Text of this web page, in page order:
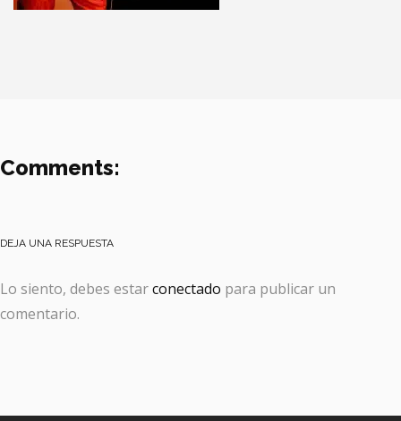
Comments:
DEJA UNA RESPUESTA
Lo siento, debes estarconectado para publicar un
comentario.